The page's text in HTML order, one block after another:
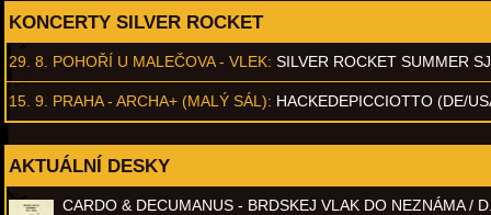
KONCERTY SILVER ROCKET
29. 8. POHOŘÍ U MALEČOVA - VLEK: SILVER ROCKET SUMMER
15. 9. PRAHA - ARCHA+ (MALÝ SÁL): HACKEDEPICCIOTTO (DE/
AKTUÁLNÍ DESKY
CARDO & DECUMANUS - BRDSKEJ VLAK DO NEZNÁMA /